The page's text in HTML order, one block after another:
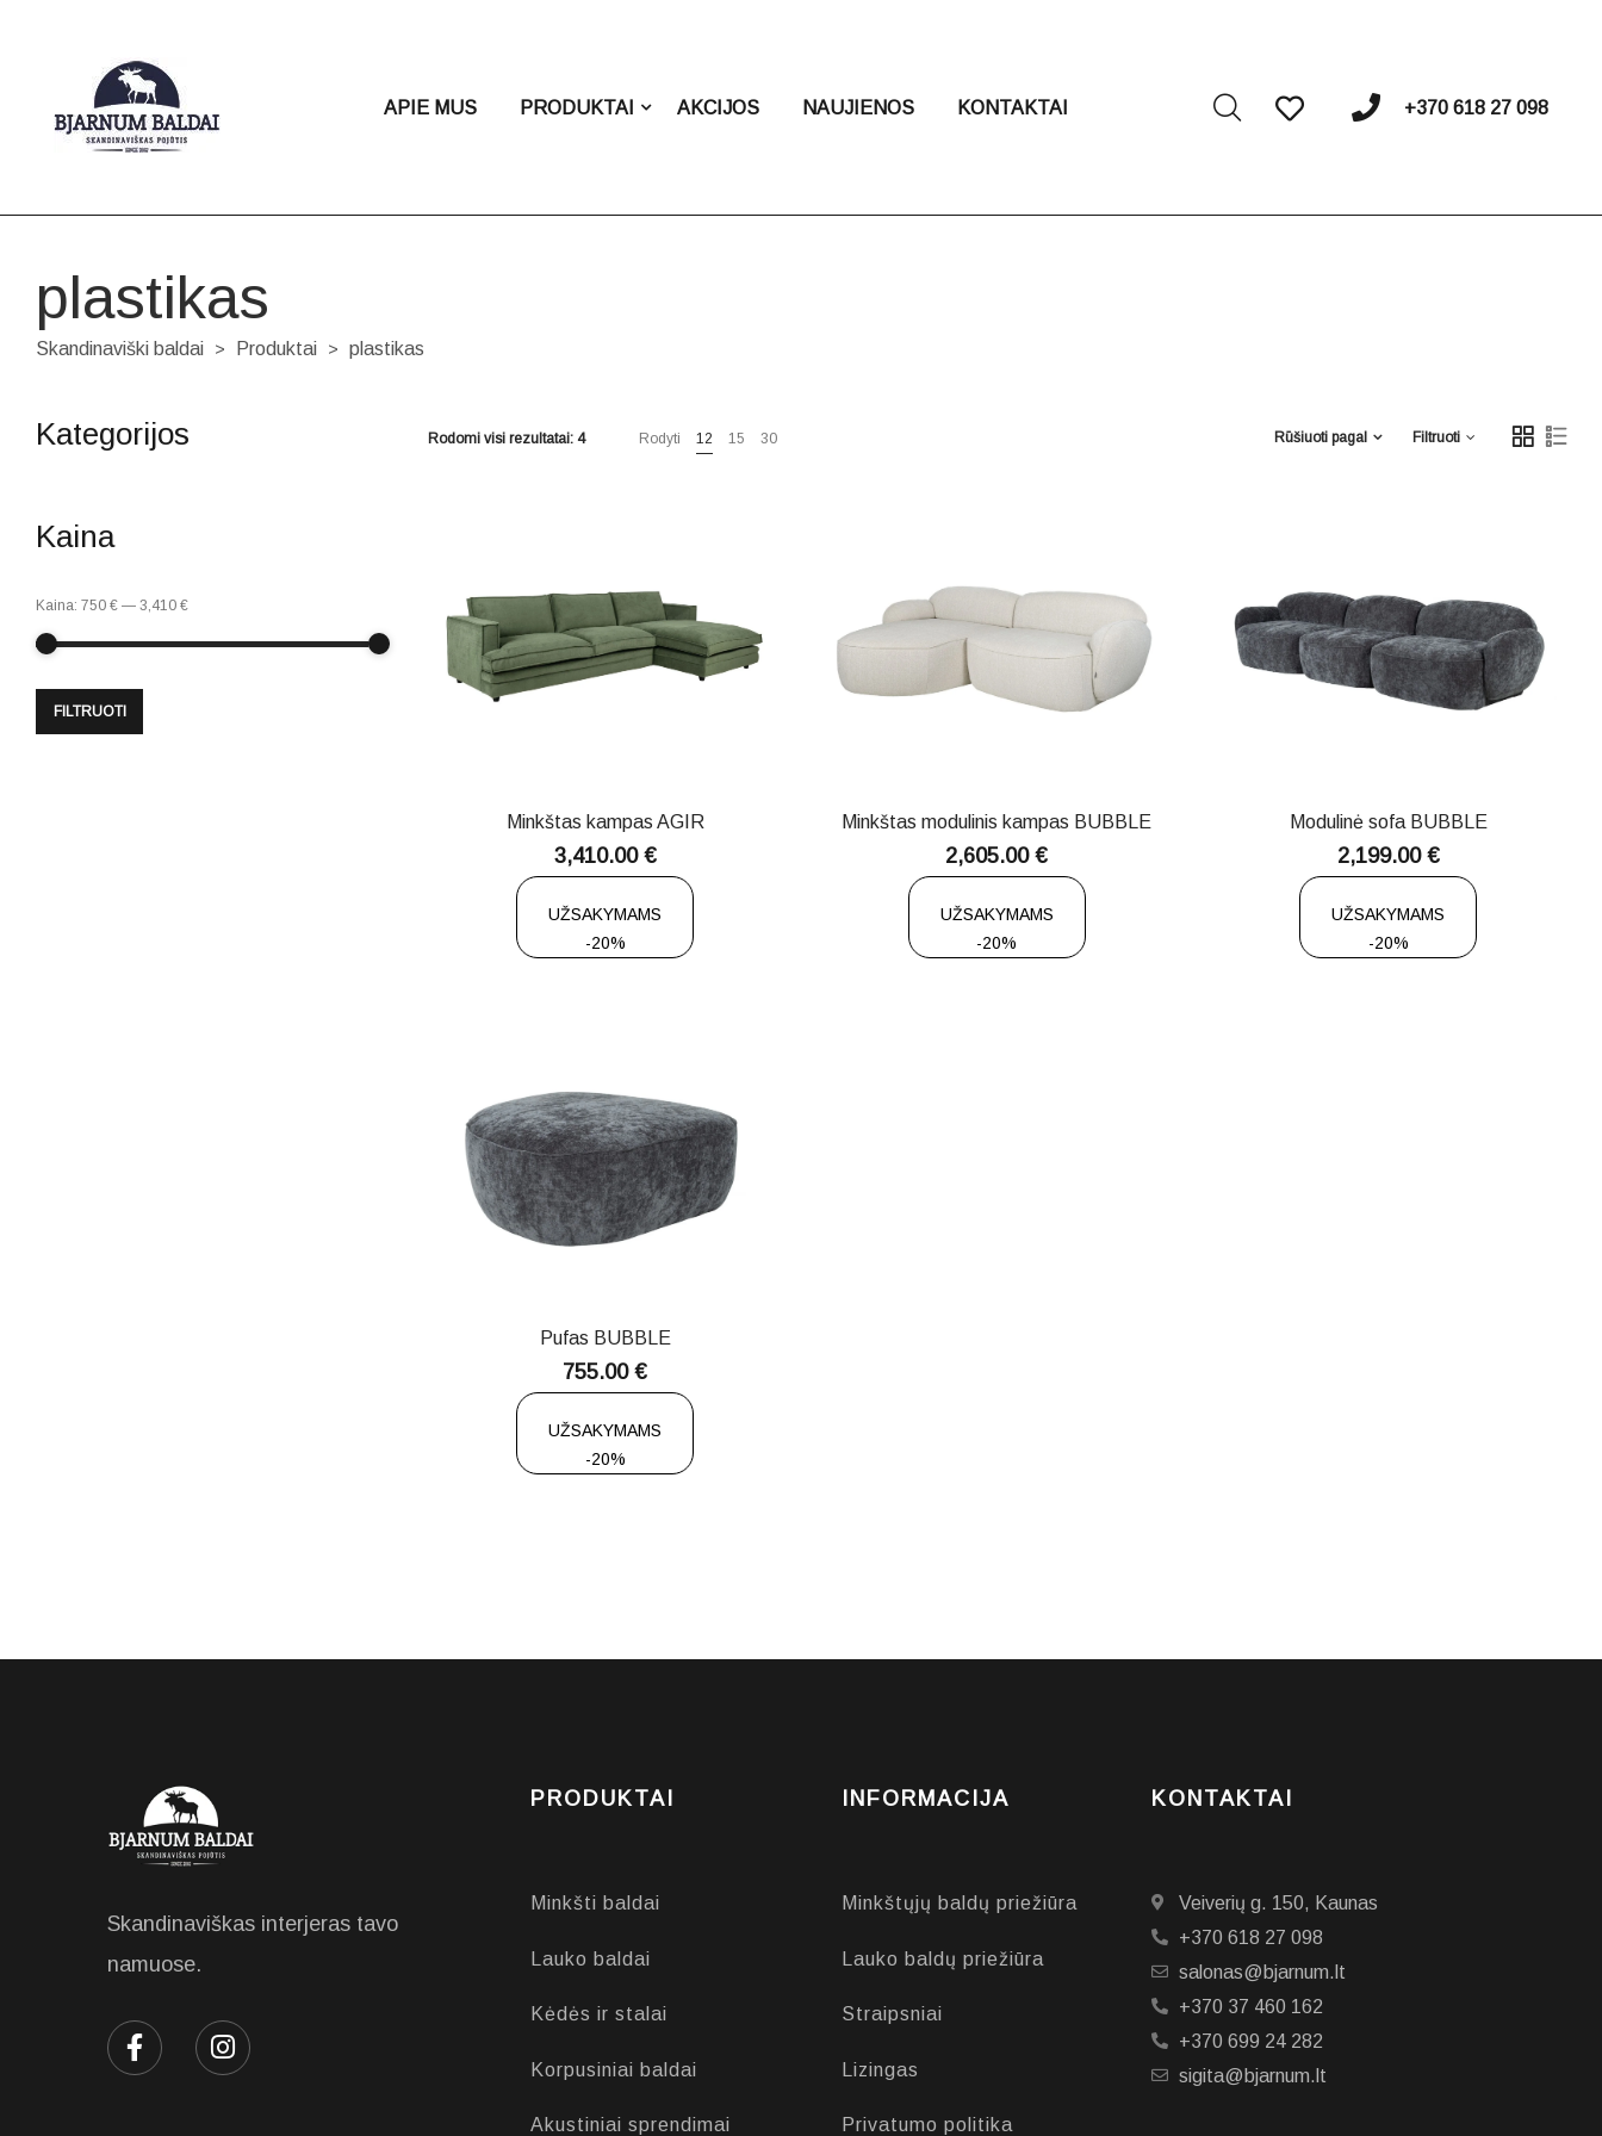
APIE MUS PRODUKTAI AKCIJOS NAUJIENOS KONTAKTAI +370 618 27 098
plastikas
Skandinaviški baldai > Produktai > plastikas
Rodomi visi rezultatai: 4 Rodyti 12 15 30 Filtruoti
Rūšiuoti pagal
Minkštas kampas AGIR
3,410.00 €
UŽSAKYMAMS
-20%
Minkštas modulinis kampas BUBBLE
2,605.00€
UŽSAKYMAMS
-20%
Modulinė sofa BUBBLE
2,199.00 €
UŽSAKYMAMS
-20%
Pufas BUBBLE
755.00€
UŽSAKYMAMS
-20%
Kategorijos
Kaina
FILTRUOTI
Kaina: 750 € — 3,410 €
Skandinaviškas interjeras tavo
namuose.
PRODUKTAI
Minkšti baldai
Lauko baldai
Kėdės ir stalai
Korpusiniai baldai
Akustiniai sprendimai
INFORMACIJA
Minkštųjų baldų priežiūra
Lauko baldų priežiūra
Straipsniai
Lizingas
Privatumo politika
KONTAKTAI
Veiverių g. 150, Kaunas
+370 618 27 098
salonas@bjarnum.lt
+370 37 460 162
+370 699 24 282
sigita@bjarnum.lt